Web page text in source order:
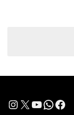
Instagram
X YouTube